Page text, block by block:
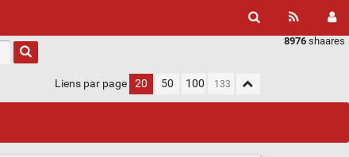
8976 shaares
Liens par page 20 50 100